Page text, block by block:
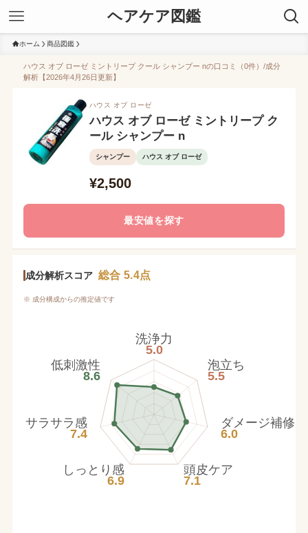
ヘアケア図鑑
ホーム 商品図鑑
ハウス オブ ローゼ ミントリープ クール シャンプー nの口コミ（0件）/成分
解析【2026年4月26日更新】
ハウス オブ ローゼ
ハウス オブ ローゼ ミントリープ ク
ール シャンプー n
シャンプー ハウス オブ ローゼ
¥2,500
最安値を探す
成分解析スコア 総合 5.4点
※ 成分構成からの推定値です
洗浄力
5.0
泡立ち
5.5
ダメージ補修
6.0
頭皮ケア
7.1
しっとり感
6.9
サラサラ感
7.4
低刺激性
8.6